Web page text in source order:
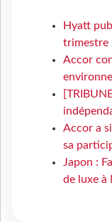
Hyatt
trimestre
Accor
Accor a
sa
Japon :
de luxe à